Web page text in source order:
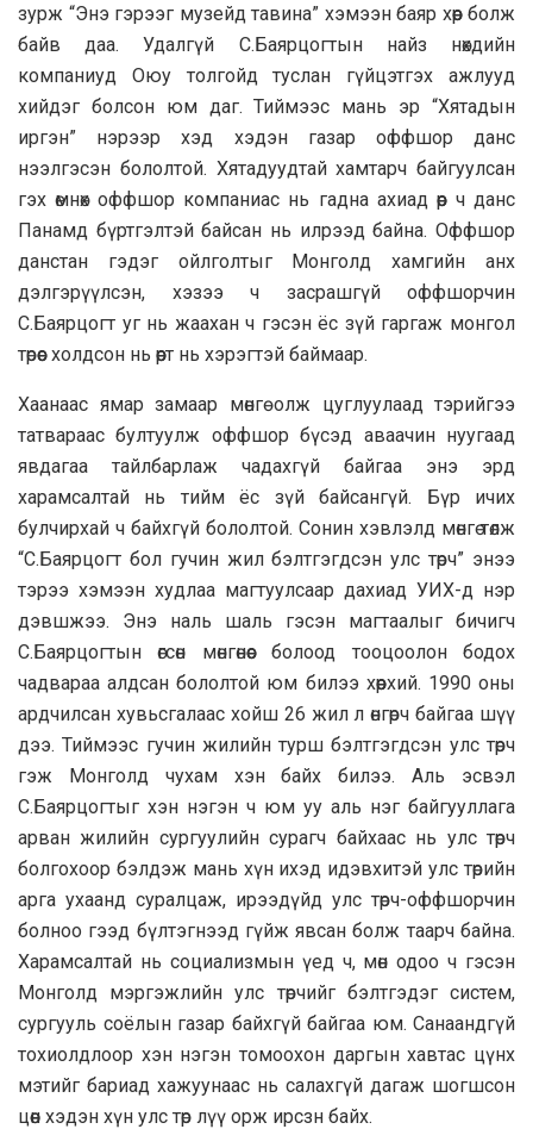
зурж “Энэ гэрээг музейд тавина” хэмээн баяр хөөр болж
байв даа. Удалгүй С.Баярцогтын найз нөхдийн
компаниуд Оюу толгойд туслан гүйцэтгэх ажлууд
хийдэг болсон юм даг. Тиймээс мань эр “Хятадын
иргэн” нэрээр хэд хэдэн газар оффшор данс
нээлгэсэн бололтой. Хятадуудтай хамтарч байгуулсан
гэх өмнөх оффшор компаниас нь гадна ахиад өөр ч данс
Панамд бүртгэлтэй байсан нь илрээд байна. Оффшор
данстан гэдэг ойлголтыг Монголд хамгийн анх
дэлгэрүүлсэн, хэзээ ч засрашгүй оффшорчин
С.Баярцогт уг нь жаахан ч гэсэн ёс зүй гаргаж монгол
төрөөс холдсон нь өөрт нь хэрэгтэй баймаар.
Хаанаас ямар замаар мөнгө олж цуглуулаад тэрийгээ
татвараас бултуулж оффшор бүсэд аваачин нуугаад
явдагаа тайлбарлаж чадахгүй байгаа энэ эрд
харамсалтай нь тийм ёс зүй байсангүй. Бүр ичих
булчирхай ч байхгүй бололтой. Сонин хэвлэлд мөнгө төлж
“С.Баярцогт бол гучин жил бэлтгэгдсэн улс төрч” энээ
тэрээ хэмээн худлаа магтуулсаар дахиад УИХ-д нэр
дэвшжээ. Энэ наль шаль гэсэн магтаалыг бичигч
С.Баярцогтын өгсөн мөнгөнөөс болоод тооцоолон бодох
чадвараа алдсан бололтой юм билээ хөөрхий. 1990 оны
ардчилсан хувьсгалаас хойш 26 жил л өнгөрч байгаа шүү
дээ. Тиймээс гучин жилийн турш бэлтгэгдсэн улс төрч
гэж Монголд чухам хэн байх билээ. Аль эсвэл
С.Баярцогтыг хэн нэгэн ч юм уу аль нэг байгууллага
арван жилийн сургуулийн сурагч байхаас нь улс төрч
болгохоор бэлдэж мань хүн ихэд идэвхитэй улс төрийн
арга ухаанд суралцаж, ирээдүйд улс төрч-оффшорчин
болноо гээд бүлтэгнээд гүйж явсан болж таарч байна.
Харамсалтай нь социализмын үед ч, мөн одоо ч гэсэн
Монголд мэргэжлийн улс төрчийг бэлтгэдэг систем,
сургууль соёлын газар байхгүй байгаа юм. Санаандгүй
тохиолдлоор хэн нэгэн томоохон даргын хавтас цүнх
мэтийг бариад хажуунаас нь салахгүй дагаж шогшсон
цөөн хэдэн хүн улс төр лүү орж ирсзн байх.